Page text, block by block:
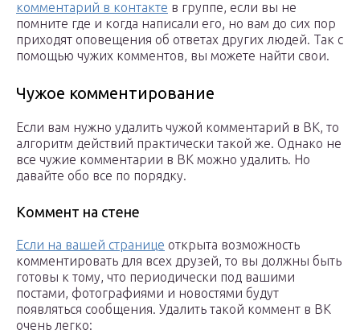
комментарий в контакте в группе, если вы не
помните где и когда написали его, но вам до сих пор
приходят оповещения об ответах других людей. Так с
помощью чужих комментов, вы можете найти свои.
Чужое комментирование
Если вам нужно удалить чужой комментарий в ВК, то
алгоритм действий практически такой же. Однако не
все чужие комментарии в ВК можно удалить. Но
давайте обо все по порядку.
Коммент на стене
Если на вашей странице открыта возможность
комментировать для всех друзей, то вы должны быть
готовы к тому, что периодически под вашими
постами, фотографиями и новостями будут
появляться сообщения. Удалить такой коммент в ВК
очень легко: